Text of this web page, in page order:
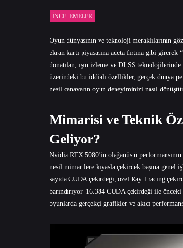
İNCELEMELER
Oyun dünyasının ve teknoloji meraklılarının
ekran kartı piyasasına adeta fırtına gibi
donatılan, ışın izleme ve DLSS
üzerindeki bu iddialı özellikler, gerçek dünya
nesil canavarın oyun deneyiminizi nasıl
Mimarisi ve Teknik
Geliyor?
Nvidia RTX 5080’in olağanüstü
nesil mimarilere kıyasla çekirdek başına genel
sayıda CUDA çekirdeği, özel Ray Tracing
barındırıyor. 16.384 CUDA çekirdeği ile
oyunlarda gerçekçi grafikler ve akıcı